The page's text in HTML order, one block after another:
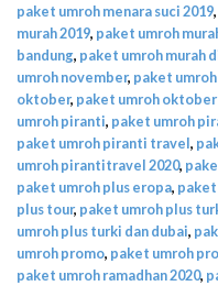
paket umroh menara suci 2019,
murah 2019, paket umroh
bandung, paket umroh murah
umroh november, paket
oktober, paket umroh oktober
umroh piranti, paket umroh
paket umroh piranti travel,
umroh pirantitravel 2020,
paket umroh plus eropa, paket
plus tour, paket umroh plus
umroh plus turki dan dubai,
umroh promo, paket umroh
paket umroh ramadhan 2020,